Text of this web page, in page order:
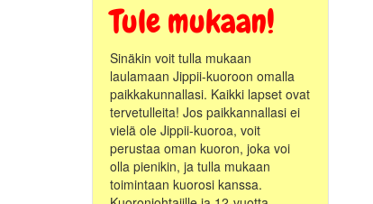
Tule mukaan!
Sinäkin voit tulla mukaan
laulamaan Jippii-kuoroon omalla
paikkakunnallasi. Kaikki lapset ovat
tervetulleita! Jos paikkannallasi ei
vielä ole Jippii-kuoroa, voit
perustaa oman kuoron, joka voi
olla pienikin, ja tulla mukaan
toimintaan kuorosi kanssa.